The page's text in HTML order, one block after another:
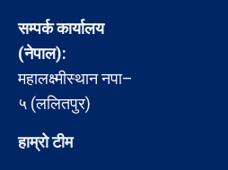
सम्पर्क कार्यालय
(नेपाल):
महालक्ष्मीस्थान नपा–
५ (ललितपुर)
हाम्रो टीम